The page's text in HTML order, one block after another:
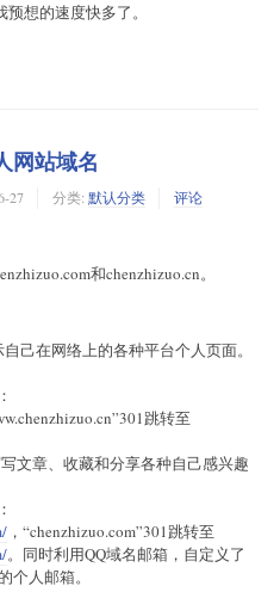
想的速度快多了。
网站域名
27 分类: 默认分类 评论
和chenzhizuo.cn。
己在网络上的各种平台个人页面。
跳转至
文章、收藏和分享各种自己感兴趣
，“chenzhizuo.com”301跳转至
。同时利用QQ域名邮箱，自定义了
个人邮箱。